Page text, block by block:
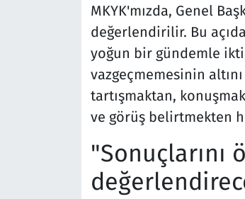
MKYK'mızda, Genel
değerlendirilir. Bu
yoğun bir gündemle
vazgeçmemesinin
tartışmaktan,
ve görüş belirtmekten
"Sonuçlarını